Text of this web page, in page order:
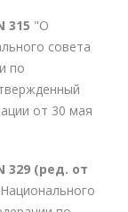
315 "О
совета
по
от 30 мая
329 (ред. от